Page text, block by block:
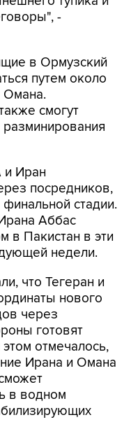
-
в Ормузский
путем около
Омана.
смогут
разминирования
и Иран
посредников,
финальной стадии.
Аббас
в Пакистан в эти
недели.
что Тегеран и
нового
через
готовят
отмечалось,
Ирана и Омана
в водном